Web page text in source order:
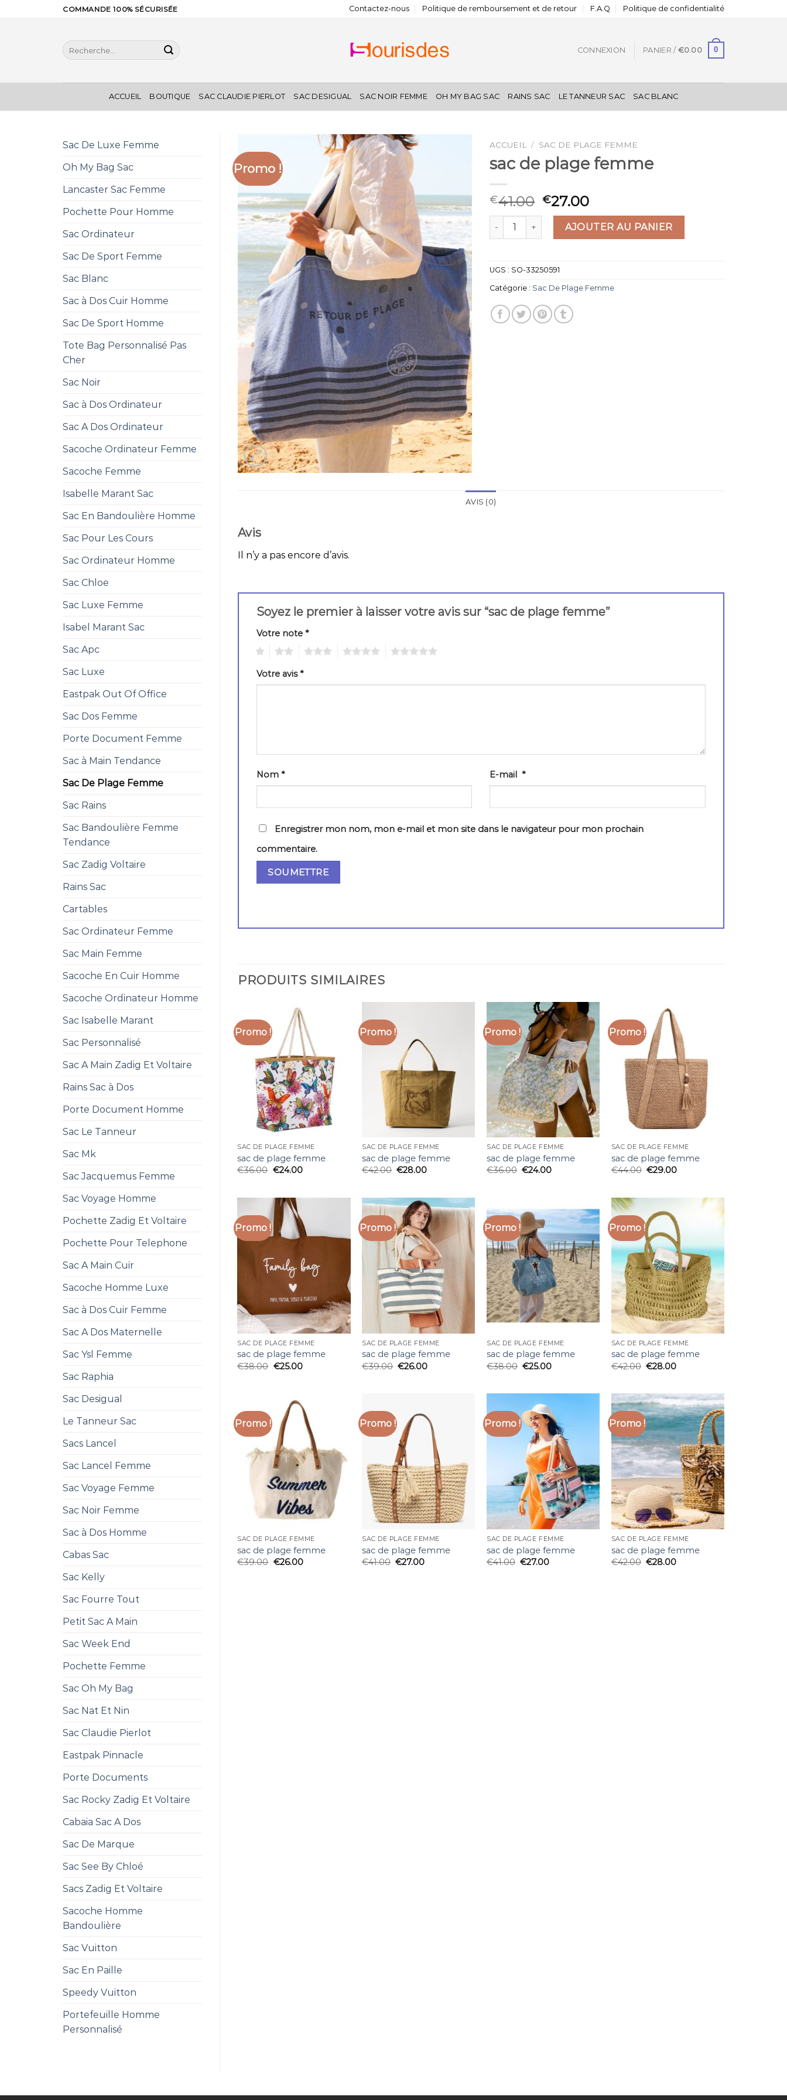
COMMANDE 100% SÉCURISÉE Contactez-nous Politique de remboursement et de retour F.A.Q Politique de confidentialité
Recherche
pour :
CONNEXION PANIER / €0.00 0
ACCUEIL BOUTIQUE SAC CLAUDIE PIERLOT SAC DESIGUAL SAC NOIR FEMME OH MY BAG SAC RAINS SAC LE TANNEUR SAC SAC BLANC
Sac De Luxe Femme
Oh My Bag Sac
Lancaster Sac Femme
Pochette Pour Homme
Sac Ordinateur
Sac De Sport Femme
Sac Blanc
Sac à Dos Cuir Homme
Sac De Sport Homme
Tote Bag Personnalisé Pas
Cher
Sac Noir
Sac à Dos Ordinateur
Sac A Dos Ordinateur
Sacoche Ordinateur Femme
Sacoche Femme
Isabelle Marant Sac
Sac En Bandoulière Homme
Sac Pour Les Cours
Sac Ordinateur Homme
Sac Chloe
Sac Luxe Femme
Isabel Marant Sac
Sac Apc
Sac Luxe
Eastpak Out Of Office
Sac Dos Femme
Porte Document Femme
Sac à Main Tendance
Sac De Plage Femme
Sac Rains
Sac Bandoulière Femme
Tendance
Sac Zadig Voltaire
Rains Sac
Cartables
Sac Ordinateur Femme
Sac Main Femme
Sacoche En Cuir Homme
Sacoche Ordinateur Homme
Sac Isabelle Marant
Sac Personnalisé
Sac A Main Zadig Et Voltaire
Rains Sac à Dos
Porte Document Homme
Sac Le Tanneur
Sac Mk
Sac Jacquemus Femme
Sac Voyage Homme
Pochette Zadig Et Voltaire
Pochette Pour Telephone
Sac A Main Cuir
Sacoche Homme Luxe
Sac à Dos Cuir Femme
Sac A Dos Maternelle
Sac Ysl Femme
Sac Raphia
Sac Desigual
Le Tanneur Sac
Sacs Lancel
Sac Lancel Femme
Sac Voyage Femme
Sac Noir Femme
Sac à Dos Homme
Cabas Sac
Sac Kelly
Sac Fourre Tout
Petit Sac A Main
Sac Week End
Pochette Femme
Sac Oh My Bag
Sac Nat Et Nin
Sac Claudie Pierlot
Eastpak Pinnacle
Porte Documents
Sac Rocky Zadig Et Voltaire
Cabaia Sac A Dos
Sac De Marque
Sac See By Chloé
Sacs Zadig Et Voltaire
Sacoche Homme
Bandoulière
Sac Vuitton
Sac En Paille
Speedy Vuitton
Portefeuille Homme
Personnalisé
Promo !
ACCUEIL / SAC DE PLAGE FEMME
sac de plage femme
€41.00 €27.00
quantité de sac de plage femme
AJOUTER AU PANIER
UGS : SO-33250591
Catégorie : Sac De Plage Femme
AVIS (0)
Avis
Il n’y a pas encore d’avis.
Soyez le premier à laisser votre avis sur “sac de plage femme”
Votre note *
Votre avis*
Nom * E-mail*
Enregistrer mon nom, mon e-mail et mon site dans le navigateur pour mon prochain
commentaire.
PRODUITS SIMILAIRES
Promo !
SAC DE PLAGE FEMME
sac de plage femme
€36.00 €24.00
Promo !
SAC DE PLAGE FEMME
sac de plage femme
€42.00 €28.00
Promo !
SAC DE PLAGE FEMME
sac de plage femme
€36.00 €24.00
Promo !
SAC DE PLAGE FEMME
sac de plage femme
€44.00 €29.00
Promo !
SAC DE PLAGE FEMME
sac de plage femme
€38.00 €25.00
Promo !
SAC DE PLAGE FEMME
sac de plage femme
€39.00 €26.00
Promo !
SAC DE PLAGE FEMME
sac de plage femme
€38.00 €25.00
Promo !
SAC DE PLAGE FEMME
sac de plage femme
€42.00 €28.00
Promo !
SAC DE PLAGE FEMME
sac de plage femme
€39.00 €26.00
Promo !
SAC DE PLAGE FEMME
sac de plage femme
€41.00 €27.00
Promo !
SAC DE PLAGE FEMME
sac de plage femme
€41.00 €27.00
Promo !
SAC DE PLAGE FEMME
sac de plage femme
€42.00 €28.00